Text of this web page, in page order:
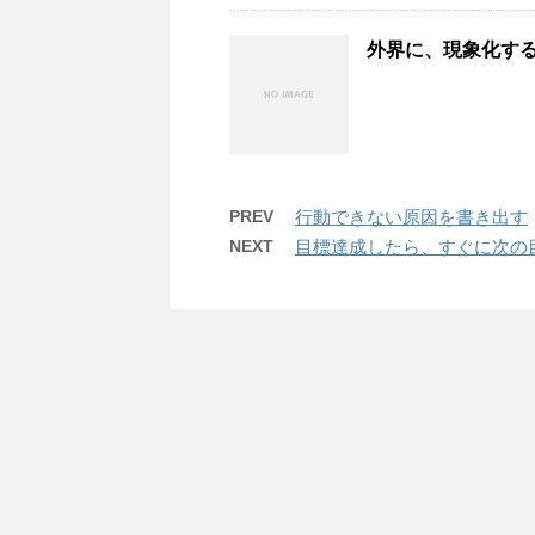
外界に、現象化す
PREV 行動できない原因を書き出す
NEXT 目標達成したら、すぐに次の